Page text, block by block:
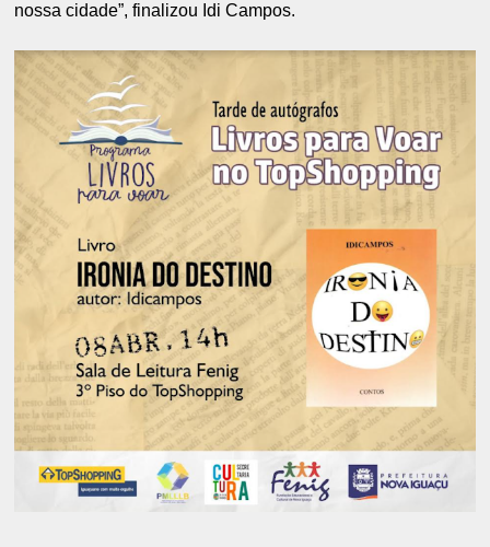
nossa cidade”, finalizou Idi Campos.